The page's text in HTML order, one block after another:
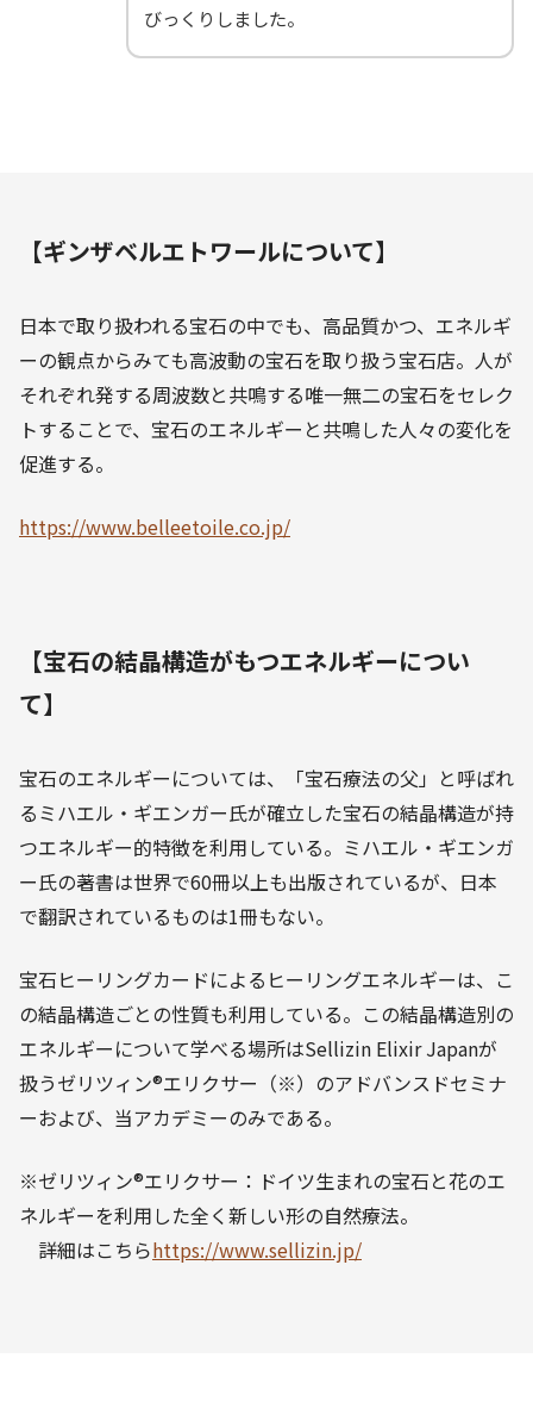
びっくりしました。
【ギンザベルエトワールについて】
日本で取り扱われる宝石の中でも、高品質かつ、エネルギ
ーの観点からみても高波動の宝石を取り扱う宝石店。人が
それぞれ発する周波数と共鳴する唯一無二の宝石をセレク
トすることで、宝石のエネルギーと共鳴した人々の変化を
促進する。
https://www.belleetoile.co.jp/
【宝石の結晶構造がもつエネルギーについ
て】
宝石のエネルギーについては、「宝石療法の父」と呼ばれ
るミハエル・ギエンガー氏が確立した宝石の結晶構造が持
つエネルギー的特徴を利用している。ミハエル・ギエンガ
ー氏の著書は世界で60冊以上も出版されているが、日本
で翻訳されているものは1冊もない。
宝石ヒーリングカードによるヒーリングエネルギーは、こ
の結晶構造ごとの性質も利用している。この結晶構造別の
エネルギーについて学べる場所はSellizin Elixir Japanが
扱うゼリツィン®エリクサー（※）のアドバンスドセミナ
ーおよび、当アカデミーのみである。
※ゼリツィン®エリクサー：ドイツ生まれの宝石と花のエ
ネルギーを利用した全く新しい形の自然療法。
詳細はこちらhttps://www.sellizin.jp/